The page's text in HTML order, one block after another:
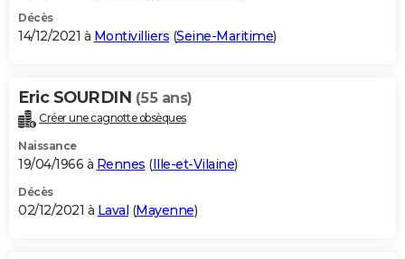
Décès
14/12/2021 à Montivilliers (Seine-Maritime)
Eric SOURDIN (55 ans)
Créer une cagnotte obsèques
Naissance
19/04/1966 à Rennes (Ille-et-Vilaine)
Décès
02/12/2021 à Laval (Mayenne)